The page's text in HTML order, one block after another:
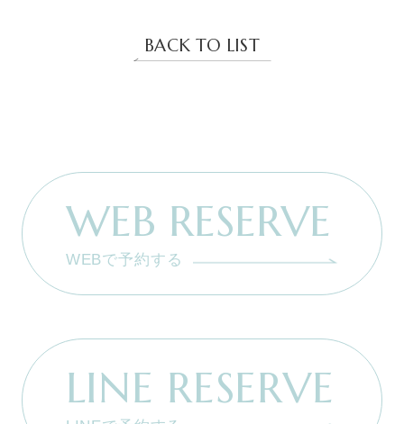
BACK TO LIST
WEB RESERVE
WEBで予約する
LINE RESERVE